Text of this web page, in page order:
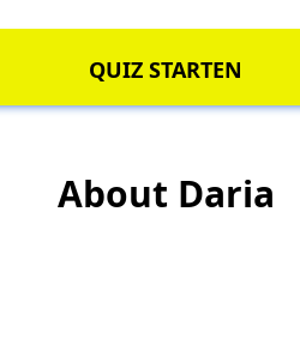
QUIZ STARTEN
About Daria